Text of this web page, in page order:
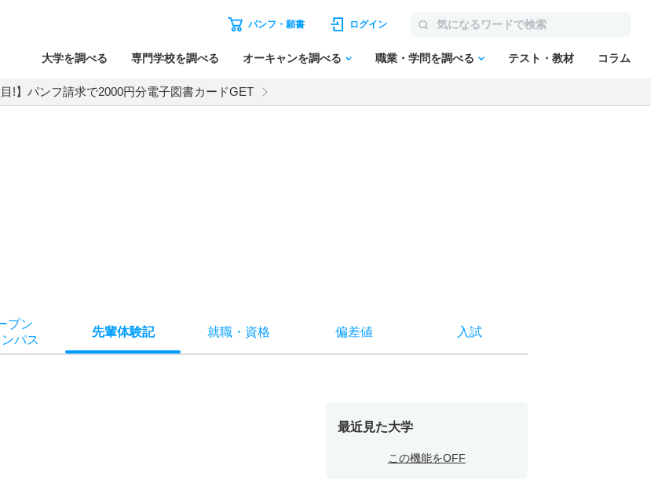
パンフ・願書 ログイン
大学を調べる 専門学校を調べる オーキャンを調べる 職業・学問を調べる テスト・教材 コラム
目!】パンフ請求で2000円分電子図書カードGET
プン
パス
先輩体験記 就職・ 資格 偏差値 入試
最近見た大学
この機能をOFF